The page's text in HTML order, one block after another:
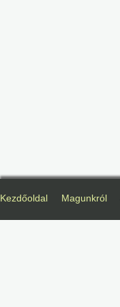
Kezdőoldal Magunkról